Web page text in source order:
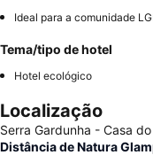
Tema/tipo de hotel
Hotel ecológico
Localização
Serra Gardunha - Casa
Distância de Natura